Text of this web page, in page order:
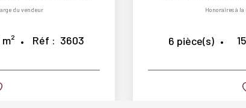
du vendeur
m² Réf : 3603
Honoraires à
6 pièce(s)